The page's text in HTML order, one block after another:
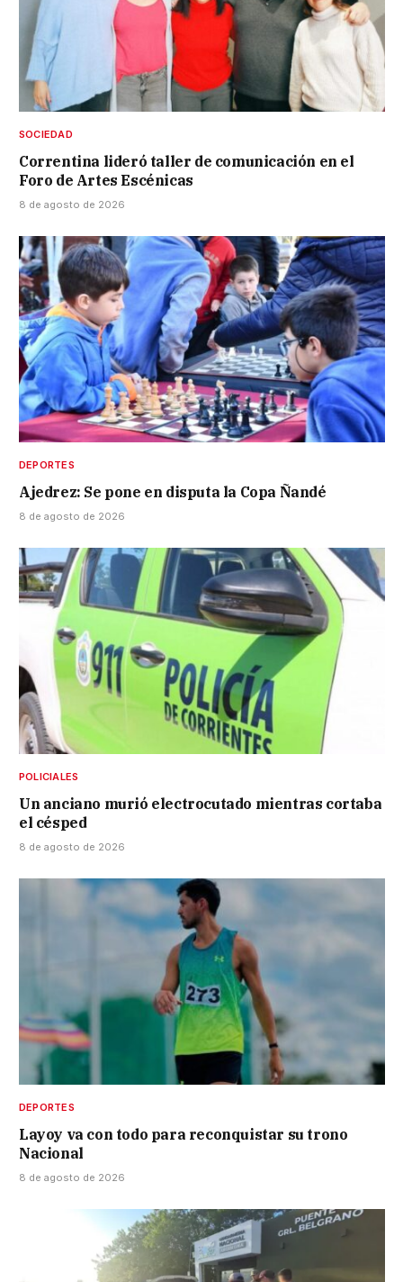
SOCIEDAD
Correntina lideró taller de comunicación en el
Foro de Artes Escénicas
8 de agosto de 2026
DEPORTES
Ajedrez: Se pone en disputa la Copa Ñandé
8 de agosto de 2026
POLICIALES
Un anciano murió electrocutado mientras cortaba
el césped
8 de agosto de 2026
DEPORTES
Layoy va con todo para reconquistar su trono
Nacional
8 de agosto de 2026